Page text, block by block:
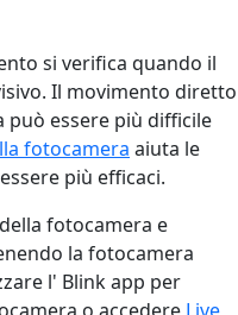
si verifica quando il
Il movimento diretto
essere più difficile
fotocamera aiuta le
più efficaci.
fotocamera e
la fotocamera
l' Blink app per